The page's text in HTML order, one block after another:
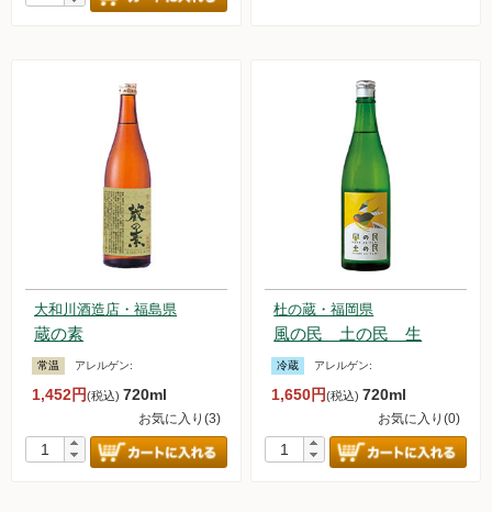
大和川酒造店・福島県
蔵の素
常温 アレルゲン:
1,452円(税込) 720ml
お気に入り(3)
杜の蔵・福岡県
風の民 土の民 生
冷蔵 アレルゲン:
1,650円(税込)720ml
お気に入り(0)